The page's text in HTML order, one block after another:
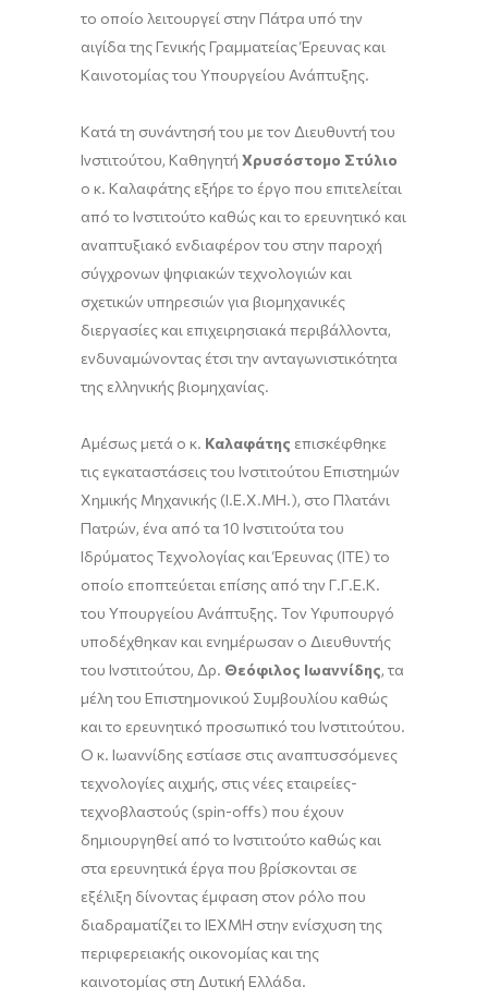
το οποίο λειτουργεί στην Πάτρα υπό την
αιγίδα της Γενικής Γραμματείας Έρευνας και
Καινοτομίας του Υπουργείου Ανάπτυξης.
Κατά τη συνάντησή του με τον Διευθυντή του
Ινστιτούτου, Καθηγητή Χρυσόστομο Στύλιο
ο κ. Καλαφάτης εξήρε το έργο που επιτελείται
από το Ινστιτούτο καθώς και το ερευνητικό και
αναπτυξιακό ενδιαφέρον του στην παροχή
σύγχρονων ψηφιακών τεχνολογιών και
σχετικών υπηρεσιών για βιομηχανικές
διεργασίες και επιχειρησιακά περιβάλλοντα,
ενδυναμώνοντας έτσι την ανταγωνιστικότητα
της ελληνικής βιομηχανίας.
Αμέσως μετά ο κ. Καλαφάτης επισκέφθηκε
τις εγκαταστάσεις του Ινστιτούτου Επιστημών
Χημικής Μηχανικής (Ι.Ε.Χ.ΜΗ.), στο Πλατάνι
Πατρών, ένα από τα 10 Ινστιτούτα του
Ιδρύματος Τεχνολογίας και Έρευνας (ΙΤΕ) το
οποίο εποπτεύεται επίσης από την Γ.Γ.Ε.Κ.
του Υπουργείου Ανάπτυξης. Τον Υφυπουργό
υποδέχθηκαν και ενημέρωσαν ο Διευθυντής
του Ινστιτούτου, Δρ. Θεόφιλος Ιωαννίδης, τα
μέλη του Επιστημονικού Συμβουλίου καθώς
και το ερευνητικό προσωπικό του Ινστιτούτου.
Ο κ. Ιωαννίδης εστίασε στις αναπτυσσόμενες
τεχνολογίες αιχμής, στις νέες εταιρείες-
τεχνοβλαστούς (spin-offs) που έχουν
δημιουργηθεί από το Ινστιτούτο καθώς και
στα ερευνητικά έργα που βρίσκονται σε
εξέλιξη δίνοντας έμφαση στον ρόλο που
διαδραματίζει το ΙΕΧΜΗ στην ενίσχυση της
περιφερειακής οικονομίας και της
καινοτομίας στη Δυτική Ελλάδα.